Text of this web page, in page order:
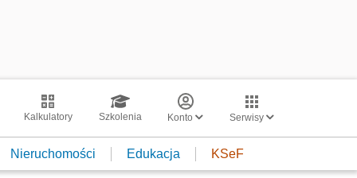
Kalkulatory Szkolenia Konto Serwisy
Nieruchomości Edukacja KSeF